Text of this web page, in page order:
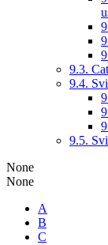
9.3.
9.4.
9.5.
None
None
A
B
C